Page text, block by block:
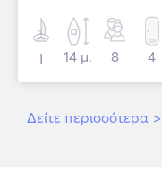
Ι 14 μ. 8 4
Δείτε περισσότερα >